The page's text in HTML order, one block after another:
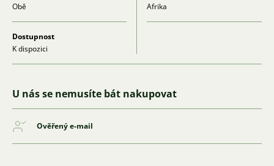
Obě
Afrika
Dostupnost
K dispozici
U nás se nemusíte bát nakupovat
Ověřený e-mail